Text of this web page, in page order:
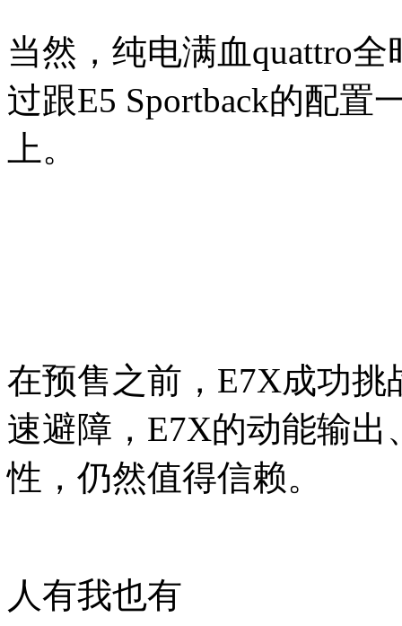
当然，纯电满血quattro
过跟E5 Sportback的配置
上。
在预售之前，E7X成功挑
速避障，E7X的动能输
性，仍然值得信赖。
人有我也有